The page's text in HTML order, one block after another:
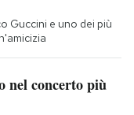
Guccini e uno dei più
nel concerto più